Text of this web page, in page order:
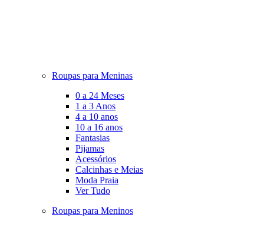
Roupas para Meninas
0 a 24 Meses
1 a 3 Anos
4 a 10 anos
10 a 16 anos
Fantasias
Pijamas
Acessórios
Calcinhas e Meias
Moda Praia
Ver Tudo
Roupas para Meninos